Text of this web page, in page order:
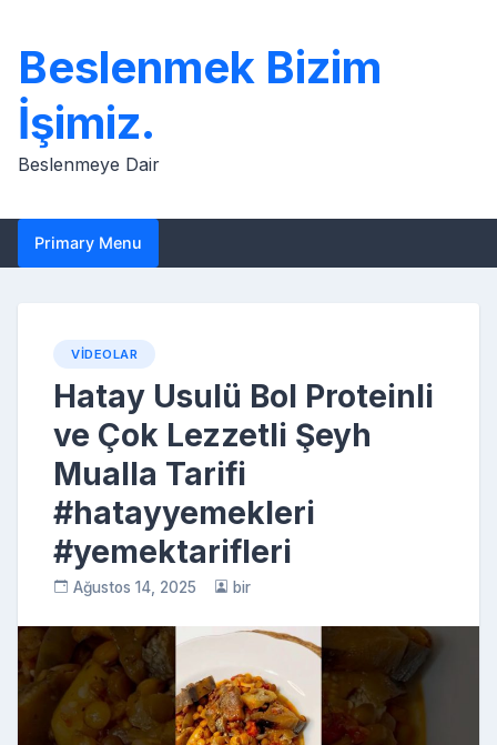
content
Beslenmek Bizim
İşimiz.
Beslenmeye Dair
Primary Menu
VIDEOLAR
Hatay Usulü Bol Proteinli
ve Çok Lezzetli Şeyh
Mualla Tarifi
#hatayyemekleri
#yemektarifleri
Ağustos 14, 2025 bir